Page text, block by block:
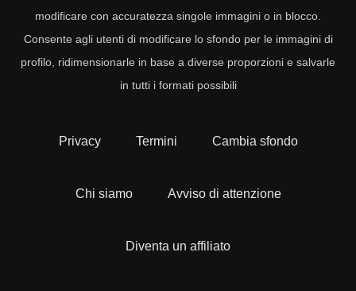
modificare con accuratezza singole immagini o in blocco.
Consente agli utenti di modificare lo sfondo per le immagini di
profilo, ridimensionarle in base a diverse proporzioni e salvarle
in tutti i formati possibili
Privacy Termini Cambia sfondo
Chi siamo Avviso di attenzione
Diventa un affiliato